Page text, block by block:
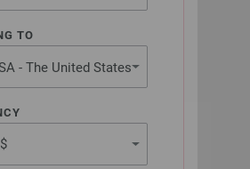
TO
- The United States